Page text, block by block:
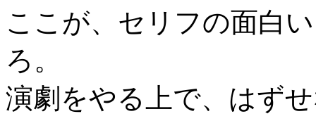
ここが、セリフの面白
ろ。
演劇をやる上で、はず